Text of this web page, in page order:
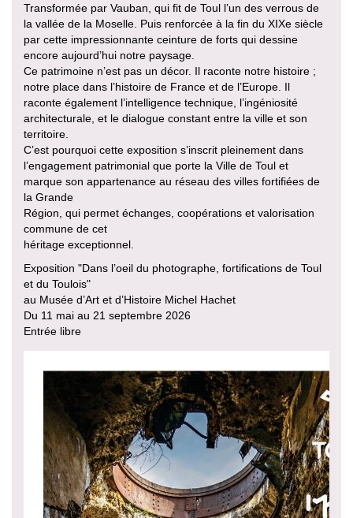
Transformée par Vauban, qui fit de Toul l’un des verrous de
la vallée de la Moselle. Puis renforcée à la fin du XIXe siècle
par cette impressionnante ceinture de forts qui dessine
encore aujourd’hui notre paysage.
Ce patrimoine n’est pas un décor. Il raconte notre histoire ;
notre place dans l’histoire de France et de l’Europe. Il
raconte également l’intelligence technique, l’ingéniosité
architecturale, et le dialogue constant entre la ville et son
territoire.
C’est pourquoi cette exposition s’inscrit pleinement dans
l’engagement patrimonial que porte la Ville de Toul et
marque son appartenance au réseau des villes fortifiées de
la Grande
Région, qui permet échanges, coopérations et valorisation
commune de cet
héritage exceptionnel.
Exposition "Dans l’oeil du photographe, fortifications de Toul
et du Toulois"
au Musée d’Art et d’Histoire Michel Hachet
Du 11 mai au 21 septembre 2026
Entrée libre